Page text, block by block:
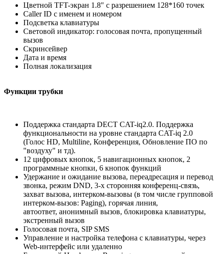
Цветной TFT-экран 1.8" с разрешением 128*160 точек
Caller ID с именем и номером
Подсветка клавиатуры
Световой индикатор: голосовая почта, пропущенный
вызов
Скринсейвер
Дата и время
Полная локализация
Функции трубки
Поддержка стандарта DECT CAT-iq2.0. Поддержка
функциональности на уровне стандарта CAT-iq 2.0
(Голос HD, Multiline, Конференция, Обновление ПО по
"воздуху" и тд).
12 цифровых кнопок, 5 навигационных кнопок, 2
программные кнопки, 6 кнопок функций
Удержание и ожидание вызова, переадресация и перевод
звонка, режим DND, 3-х сторонняя конференц-связь,
захват вызова, интерком-вызовы (в том числе групповой
интерком-вызов: Paging), горячая линия,
автоответ, анонимный вызов, блокировка клавиатуры,
экстренный вызов
Голосовая почта, SIP SMS
Управление и настройка телефона с клавиатуры, через
Web-интерфейс или удаленно